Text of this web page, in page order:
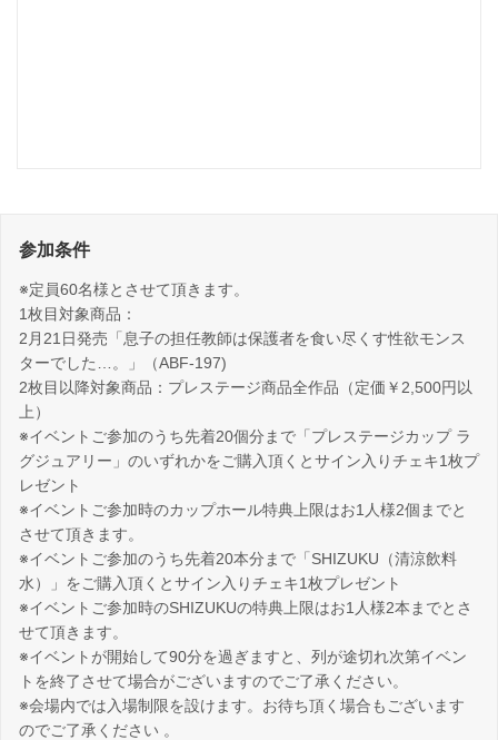
参加条件
※定員60名様とさせて頂きます。
1枚目対象商品：
2月21日発売「息子の担任教師は保護者を食い尽くす性欲モンス
ターでした…。」（ABF-197)
2枚目以降対象商品：プレステージ商品全作品（定価￥2,500円以
上）
※イベントご参加のうち先着20個分まで「プレステージカップ ラ
グジュアリー」のいずれかをご購入頂くとサイン入りチェキ1枚プ
レゼント
※イベントご参加時のカップホール特典上限はお1人様2個までと
させて頂きます。
※イベントご参加のうち先着20本分まで「SHIZUKU（清涼飲料
水）」をご購入頂くとサイン入りチェキ1枚プレゼント
※イベントご参加時のSHIZUKUの特典上限はお1人様2本までとさ
せて頂きます。
※イベントが開始して90分を過ぎますと、列が途切れ次第イベン
トを終了させて場合がございますのでご了承ください。
※会場内では入場制限を設けます。お待ち頂く場合もございます
のでご了承ください 。